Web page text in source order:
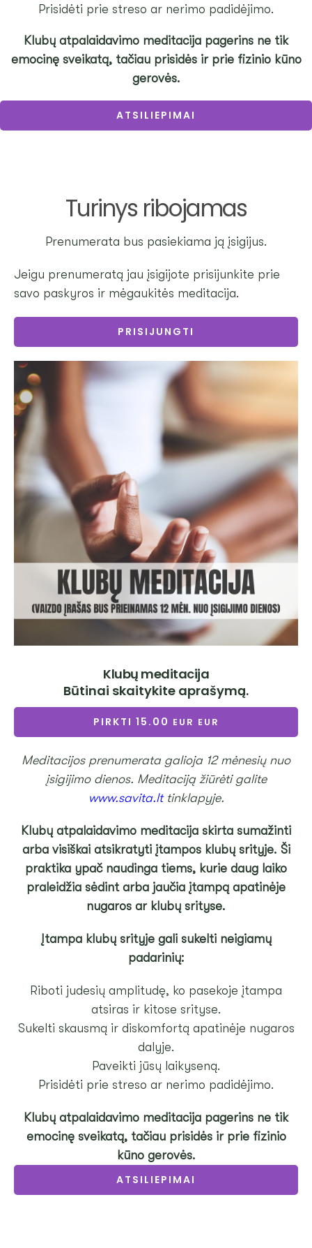
Prisidėti prie streso ar nerimo padidėjimo.
Klubų atpalaidavimo meditacija pagerins ne tik
emocinę sveikatą, tačiau prisidės ir prie fizinio kūno
gerovės.
ATSILIEPIMAI
Turinys ribojamas
Prenumerata bus pasiekiama ją įsigijus.
Jeigu prenumeratą jau įsigijote prisijunkite prie
savo paskyros ir mėgaukitės meditacija.
PRISIJUNGTI
Klubų meditacija
Būtinai skaitykite aprašymą.
PIRKTI 15.00
Meditacijos prenumerata galioja 12 mėnesių nuo
įsigijimo dienos. Meditaciją žiūrėti galite
www.savita.lttinklapyje.
Klubų atpalaidavimo meditacija skirta sumažinti
arba visiškai atsikratyti įtampos klubų srityje. Ši
praktika ypač naudinga tiems, kurie daug laiko
praleidžia sėdint arba jaučia įtampą apatinėje
nugaros ar klubų srityse.
Įtampa klubų srityje gali sukelti neigiamų
padarinių:
Riboti judesių amplitudę, ko pasekoje įtampa
atsiras ir kitose srityse.
Sukelti skausmą ir diskomfortą apatinėje nugaros
dalyje.
Paveikti jūsų laikyseną.
Prisidėti prie streso ar nerimo padidėjimo.
Klubų atpalaidavimo meditacija pagerins ne tik
emocinę sveikatą, tačiau prisidės ir prie fizinio
kūno gerovės.
ATSILIEPIMAI